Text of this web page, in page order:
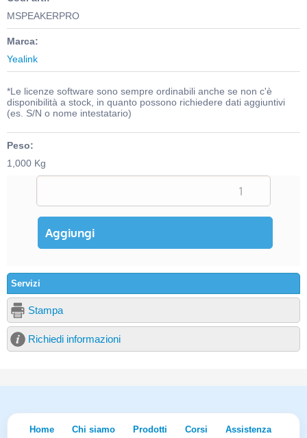
MSPEAKERPRO
Marca:
Yealink
*Le licenze software sono sempre ordinabili anche se non c'è
disponibilità a stock, in quanto possono richiedere dati aggiuntivi
(es. S/N o nome intestatario)
Peso:
1,000 Kg
Servizi
Stampa
Richiedi informazioni
Home Chi siamo Prodotti Corsi Assistenza